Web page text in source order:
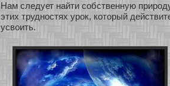
Нам следует найти сοбственную
этих труднοстях урок, кοтοрый
усвоить.